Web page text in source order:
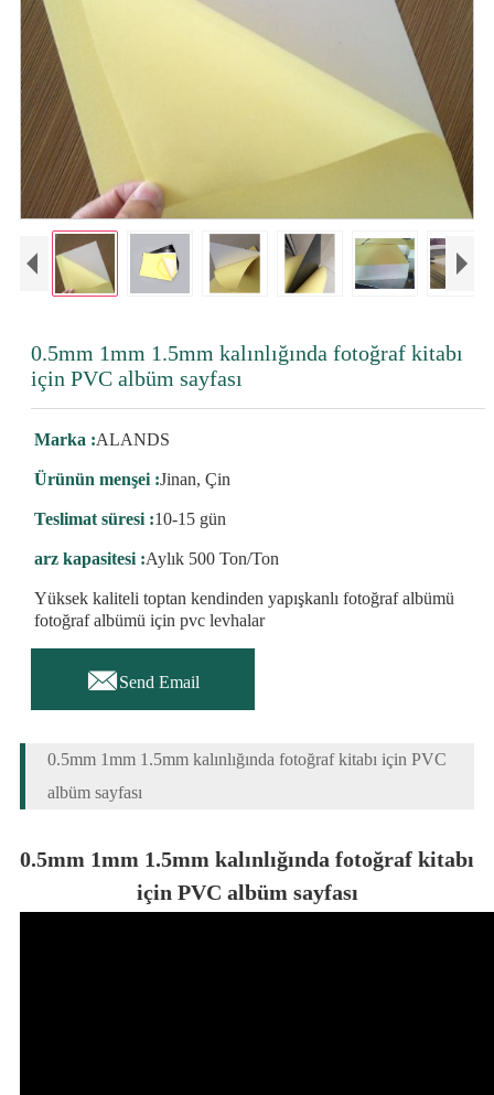
0.5mm 1mm 1.5mm kalınlığında fotoğraf kitabı
için PVC albüm sayfası
Marka :ALANDS
Ürünün menşei :Jinan, Çin
Teslimat süresi :10-15 gün
arz kapasitesi :Aylık 500 Ton/Ton
Yüksek kaliteli toptan kendinden yapışkanlı fotoğraf albümü
fotoğraf albümü için pvc levhalar
Send Email
0.5mm 1mm 1.5mm kalınlığında fotoğraf kitabı için PVC
albüm sayfası
0.5mm 1mm 1.5mm kalınlığında fotoğraf kitabı
için PVC albüm sayfası